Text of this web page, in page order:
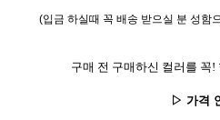
(입금 하실때 꼭 배송 받으실 분 성함
구매 전 구매하신 컬러를 꼭!
▷ 가격